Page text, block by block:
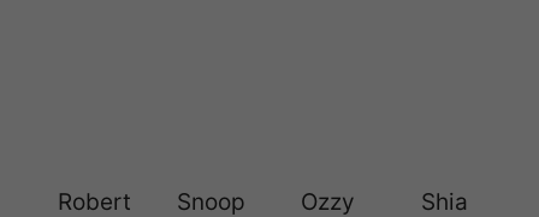
Robert
Snoop
Ozzy
Shia